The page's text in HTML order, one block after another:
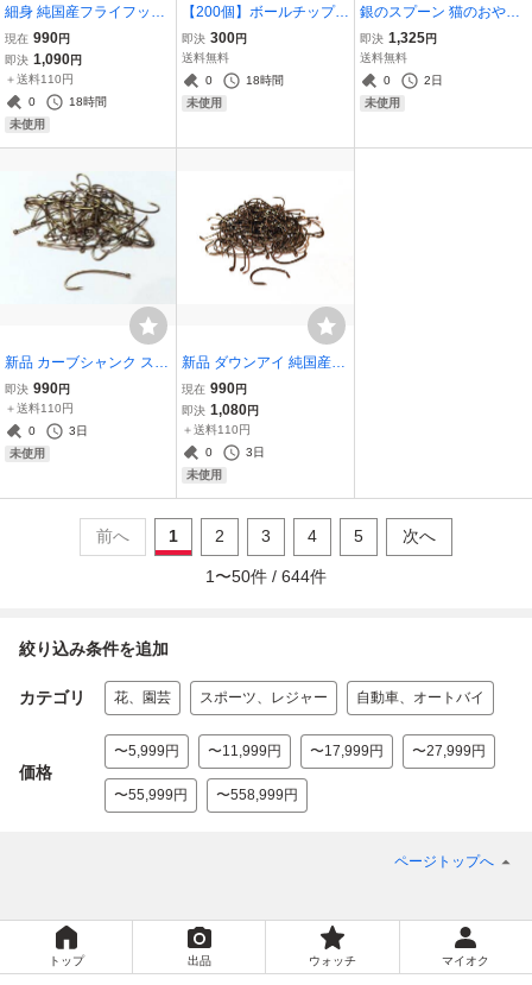
細身 純国産フライフック
#12 バーブレス100本セッ
ト
現在 990円
即決 1,090円
＋送料110円
0
18時間
未使用
【200個】ボールチップ1
00個＆つぶし玉100個セ
ット KCゴールドBAC03
即決 300円
送料無料
0
18時間
未使用
銀のスプーン 猫のおやつ
お魚クッキーサンド まぐ
ろ味 5個セット
即決 1,325円
送料無料
0
2日
未使用
新品 カーブシャンク スト
レートアイ #14 100本セ
ット
即決 990円
＋送料110円
0
3日
未使用
新品 ダウンアイ 純国産カ
ーブシャンク バーブレス
フライフック #14 100本
セット
現在 990円
即決 1,080円
＋送料110円
0
3日
未使用
前へ 1 2 3 4 5 次へ
1 〜50件 / 644件
絞り込み条件を追加
カテゴリ 花、園芸 スポーツ、レジャー 自動車、オートバイ
価格
〜5,999円 〜11,999円 〜17,999円 〜27,999円
〜55,999円 〜558,999円
ページトップへ
トップ 出品 ウォッチ マイオク